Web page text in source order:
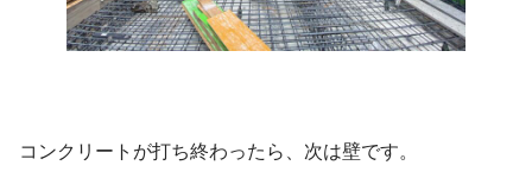
コンクリートが打ち終わったら、次は壁です。